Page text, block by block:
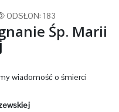
ODSŁON: 183
Śp. Marii
wiadomość o śmierci